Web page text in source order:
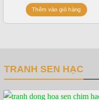
Thêm vào giỏ hàng
TRANH SEN HẠC